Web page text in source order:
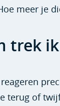
meer je
trek
terug of